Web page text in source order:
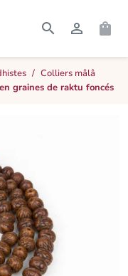
  
Colliers mâlâ
graines de raktu foncés